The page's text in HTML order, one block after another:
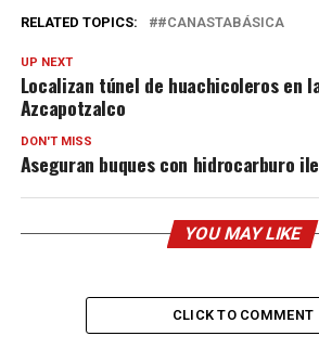
RELATED TOPICS: #CANASTABÁSICA
UP NEXT
Localizan túnel de huachicoleros en
Azcapotzalco
DON'T MISS
Aseguran buques con hidrocarburo
YOU MAY LIKE
CLICK TO COMMENT